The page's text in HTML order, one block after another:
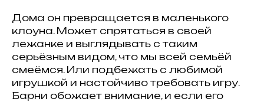
Дома он превращается в маленького
клоуна. Может спрятаться в своей
лежанке и выглядывать с таким
серьёзным видом, что мы всей семьёй
смеёмся. Или подбежать с любимой
игрушкой и настойчиво требовать игру.
Барни обожает внимание, и если его